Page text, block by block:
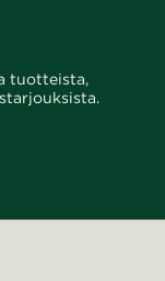
tuotteista,